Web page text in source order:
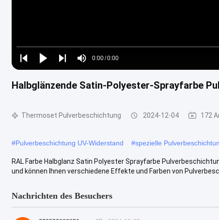
Play
Play
Play
Mute
Time
0:00/0:00
Loaded:
0%
Halbglänzende Satin-Polyester-Sprayfarbe
Thermoset Pulverbeschichtung 2024-12-04 172
#Pulverbeschichtung UV-Widerstand #spezielle
RAL Farbe Halbglanz Satin Polyester Sprayfarbe
und können Ihnen verschiedene Effekte und Farben von
Nachrichten des Besuchers